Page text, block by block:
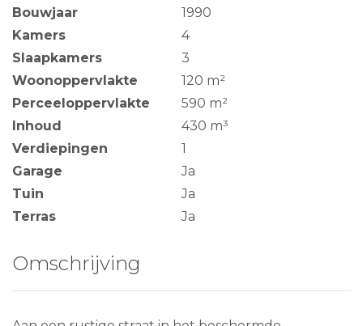
Bouwjaar
1990
Kamers
4
Slaapkamers
3
Woonoppervlakte
120 m²
Perceeloppervlakte
590 m²
Inhoud
430 m³
Verdiepingen
1
Garage
Ja
Tuin
Ja
Terras
Ja
Omschrijving